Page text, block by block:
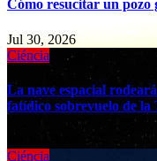
Cómo resucitar un pozo
Jul 30, 2026
Ciéncia
La nave espacial
fatídico sobrevuelo de la
Ciéncia